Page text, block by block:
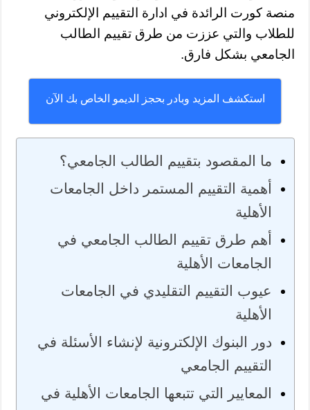
منصة كورت الرائدة في ادارة التقييم الإلكتروني
للطلاب والتي عززت من طرق تقييم الطالب
الجامعي بشكل فارق.
استكشف المزيد وبادر بحجز الديمو الخاص بك الآن
ما المقصود بتقييم الطالب الجامعي؟
أهمية التقييم المستمر داخل الجامعات
الأهلية
أهم طرق تقييم الطالب الجامعي في
الجامعات الأهلية
عيوب التقييم التقليدي في الجامعات
الأهلية
دور البنوك الإلكترونية لإنشاء الأسئلة في
التقييم الجامعي
المعايير التي تتبعها الجامعات الأهلية في